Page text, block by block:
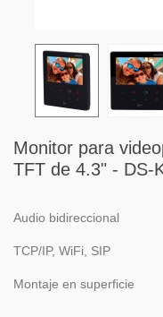
Monitor para
TFT de 4.3" - DS-
Audio bidireccional
TCP/IP, WiFi, SIP
Montaje en superficie